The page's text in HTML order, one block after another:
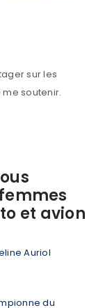
sur les
soutenir.
et avion
Auriol
du